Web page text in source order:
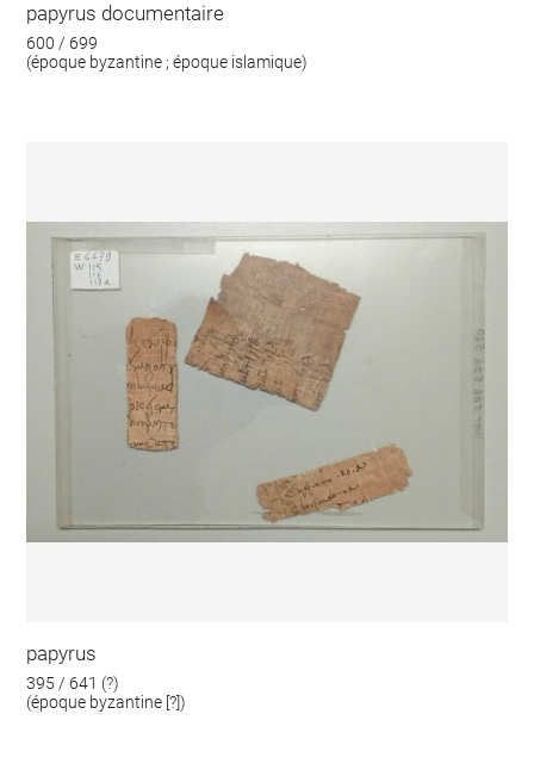
papyrus documentaire
600 / 699
(époque byzantine ; époque islamique)
papyrus
395 / 641 (?)
(époque byzantine [?])